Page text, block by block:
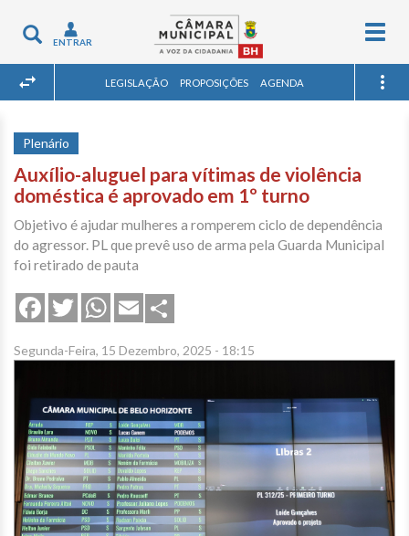
Toggle
navigation
ENTRAR
LEGISLAÇÃO PROPOSIÇÕES AGENDA
Plenário
Auxílio-aluguel para vítimas de violência
doméstica é aprovado em 1º turno
Objetivo é ajudar mulheres a romperem ciclo de dependência
do agressor. PL que prevê uso de arma pela Guarda Municipal
foi retirado de pauta
FacebookTwitterWhatsApp
Email
Segunda-Feira, 15 Dezembro, 2025 - 18:15